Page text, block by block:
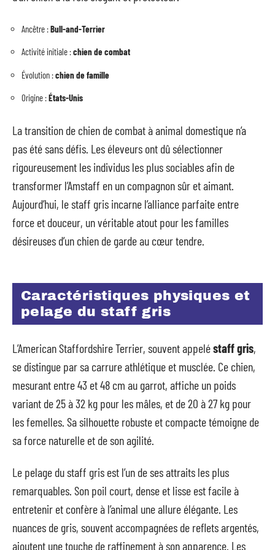
Ancêtre :Bull-and-Terrier
Activité initiale :chien de combat
Évolution :chien de famille
Origine :États-Unis
La transition de chien de combat à animal domestique n’a
pas été sans défis. Les éleveurs ont dû sélectionner
rigoureusement les individus les plus sociables afin de
transformer l’Amstaff en un compagnon sûr et aimant.
Aujourd’hui, le staff gris incarne l’alliance parfaite entre
force et douceur, un véritable atout pour les familles
désireuses d’un chien de garde au cœur tendre.
Caractéristiques physiques et
pelage du staff gris
L’American Staffordshire Terrier, souvent appeléstaff gris,
se distingue par sa carrure athlétique et musclée. Ce chien,
mesurant entre 43 et 48 cm au garrot, affiche un poids
variant de 25 à 32 kg pour les mâles, et de 20 à 27 kg pour
les femelles. Sa silhouette robuste et compacte témoigne de
sa force naturelle et de son agilité.
Le pelage du staff gris est l’un de ses attraits les plus
remarquables. Son poil court, dense et lisse est facile à
entretenir et confère à l’animal une allure élégante. Les
nuances de gris, souvent accompagnées de reflets argentés,
ajoutent une touche de raffinement à son apparence. Les